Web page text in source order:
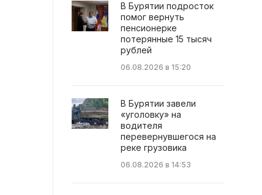
В Бурятии подросток
помог вернуть
пенсионерке
потерянные 15 тысяч
рублей
06.08.2026 в 15:20
В Бурятии завели
«уголовку» на
водителя
перевернувшегося на
реке грузовика
06.08.2026 в 14:53